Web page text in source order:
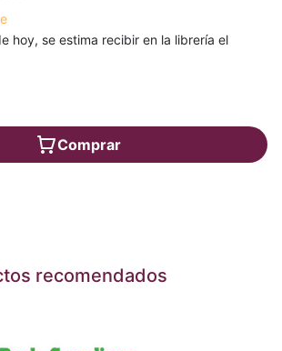
hoy, se estima recibir en la librería el
Comprar
recomendados